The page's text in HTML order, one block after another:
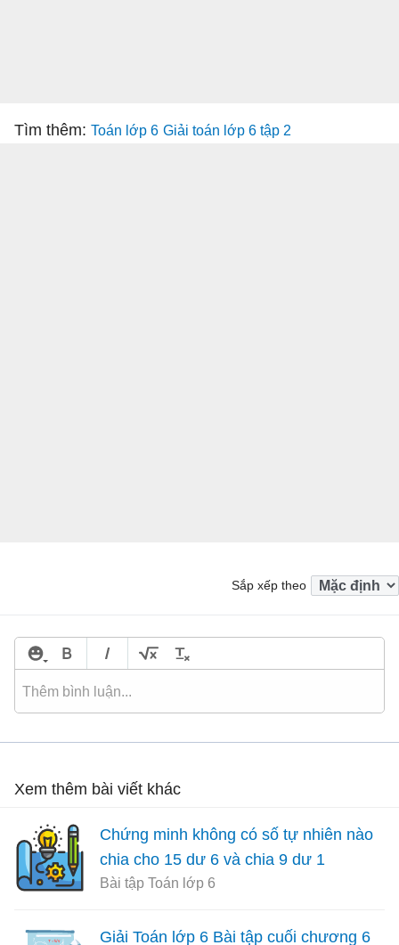
Tìm thêm: Toán lớp 6 Giải toán lớp 6 tập 2
Sắp xếp theo
Xem thêm bài viết khác
Chứng minh không có số tự nhiên nào
chia cho 15 dư 6 và chia 9 dư 1
Bài tập Toán lớp 6
Giải Toán lớp 6 Bài tập cuối chương 6